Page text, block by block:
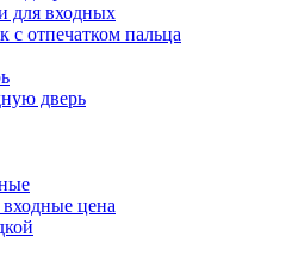
для входных
с отпечатком пальца
дверь
цена